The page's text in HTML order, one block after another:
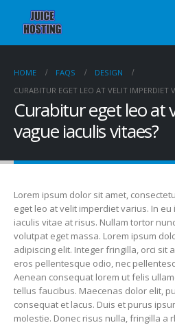
HOME FAQS
DESIGN
CURABITUR EGET LEO AT VELIT IMPERDIET
Curabitur eget leo at
vague iaculis vitaes?
Lorem ipsum dolor sit amet,
eget leo at velit imperdiet varius. In
iaculis vitae at risus. Nullam tortor
volutpat eget massa. Lorem ipsum
adipiscing elit. Integer fringilla, orci sit
eros pellentesque odio, nec
Aenean consequat lorem ut felis
tellus faucibus. Maecenas dolor elit,
consequat et lacus. Duis et purus
molestie. Donec risus nulla, fringilla a